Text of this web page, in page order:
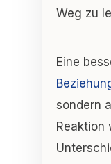
Weg zu
Eine
sondern
Reaktion